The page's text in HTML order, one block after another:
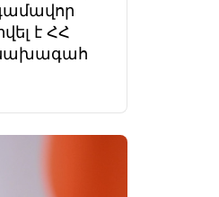
է ՀՀ